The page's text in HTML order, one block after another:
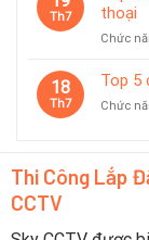
Th7
thoại
Chức
18
Th7
Top 5
Chức
Thi Công Lắp
CCTV